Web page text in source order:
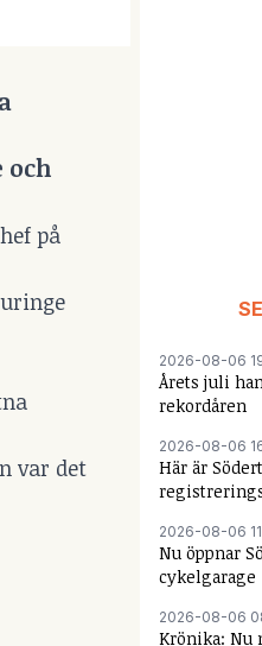
och
på
var det
2026-08-06
Årets juli
rekordåren
2026-08-06
Här är
2026-08-06
Nu öppnar
cykelgarage
2026-08-06
Krönika: Nu